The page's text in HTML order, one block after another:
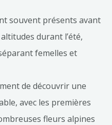
souvent présents avant
durant l’été,
femelles et
de découvrir une
avec les premières
fleurs alpines